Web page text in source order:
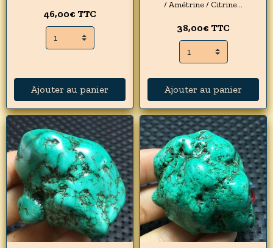
46,00€ TTC
Ajouter au panier
/ Amétrine / Citrine...
38,00€ TTC
Ajouter au panier